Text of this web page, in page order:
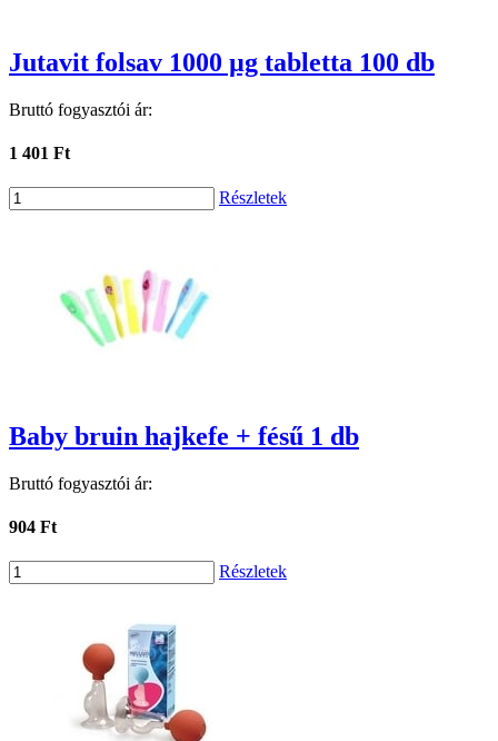
Jutavit folsav 1000 µg tabletta 100 db
Bruttó fogyasztói ár:
1 401 Ft
Részletek
Baby bruin hajkefe + fésű 1 db
Bruttó fogyasztói ár:
904 Ft
Részletek